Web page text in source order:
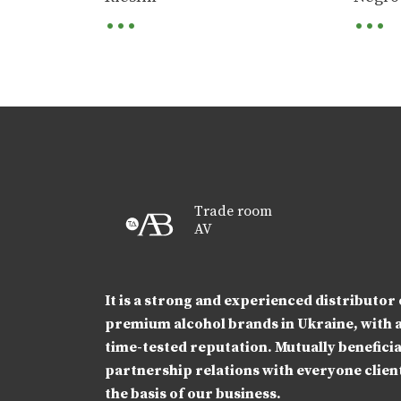
Trade room
AV
It is a strong and experienced distributor
premium alcohol brands in Ukraine, with
time-tested reputation. Mutually
partnership relations with everyone
the basis of our business.